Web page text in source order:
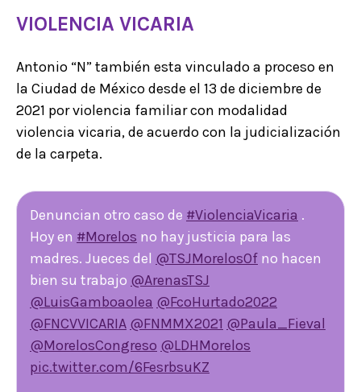
VIOLENCIA VICARIA
Antonio “N” también esta vinculado a proceso en
la Ciudad de México desde el 13 de diciembre de
2021 por violencia familiar con modalidad
violencia vicaria, de acuerdo con la judicialización
de la carpeta.
Denuncian otro caso de #ViolenciaVicaria .
Hoy en #Morelos no hay justicia para las
madres. Jueces del @TSJMorelosOf no hacen
bien su trabajo @ArenasTSJ
@LuisGamboaolea @FcoHurtado2022
@FNCVVICARIA @FNMMX2021 @Paula_Fieval
@MorelosCongreso @LDHMorelos
pic.twitter.com/6FesrbsuKZ